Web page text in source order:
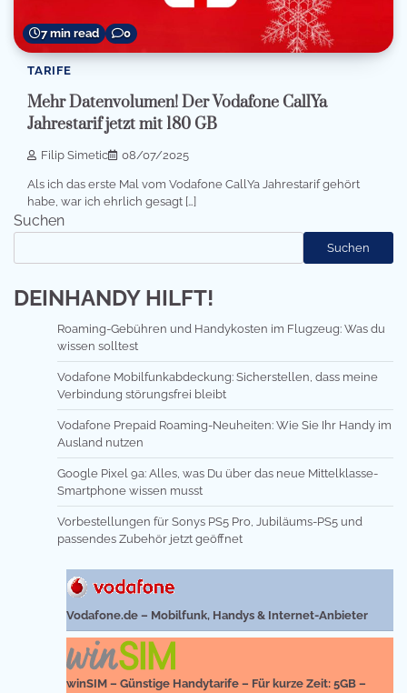
7 min read 0
TARIFE
Mehr Datenvolumen! Der Vodafone CallYa
Jahrestarif jetzt mit 180 GB
Filip Simetic 08/07/2025
Als ich das erste Mal vom Vodafone CallYa Jahrestarif gehört
habe, war ich ehrlich gesagt […]
Suchen
Suchen
DEINHANDY HILFT!
Roaming-Gebühren und Handykosten im Flugzeug: Was du
wissen solltest
Vodafone Mobilfunkabdeckung: Sicherstellen, dass meine
Verbindung störungsfrei bleibt
Vodafone Prepaid Roaming-Neuheiten: Wie Sie Ihr Handy im
Ausland nutzen
Google Pixel 9a: Alles, was Du über das neue Mittelklasse-
Smartphone wissen musst
Vorbestellungen für Sonys PS5 Pro, Jubiläums-PS5 und
passendes Zubehör jetzt geöffnet
Vodafone.de – Mobilfunk, Handys & Internet-Anbieter
winSIM – Günstige Handytarife – Für kurze Zeit: 5GB –